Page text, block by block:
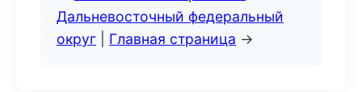
Дальневосточный федеральный
округ
Главная страница →